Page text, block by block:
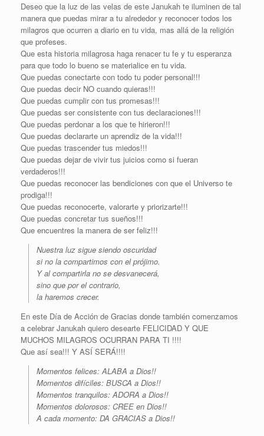
Deseo que la luz de las velas de este Janukah te iluminen de tal
manera que puedas mirar a tu alrededor y reconocer todos los
milagros que ocurren a diario en tu vida, mas allá de la religión
que profeses.
Que esta historia milagrosa haga renacer tu fe y tu esperanza
para que todo lo bueno se materialice en tu vida.
Que puedas conectarte con todo tu poder personal!!!
Que puedas decir NO cuando quieras!!!
Que puedas cumplir con tus promesas!!!
Que puedas ser consistente con tus declaraciones!!!
Que puedas perdonar a los que te hirieron!!!
Que puedas declararte un aprendiz de la vida!!!
Que puedas trascender tus miedos!!!
Que puedas dejar de vivir tus juicios como si fueran
verdaderos!!!
Que puedas reconocer las bendiciones con que el Universo te
prodiga!!!
Que puedas reconocerte, valorarte y priorizarte!!!
Que puedas concretar tus sueños!!!
Que encuentres la manera de ser feliz!!!
Nuestra luz sigue siendo oscuridad
si no la compartimos con el prójimo.
Y al compartirla no se desvanecerá,
sino que por el contrario,
la haremos crecer.
En este Día de Acción de Gracias donde también comenzamos
a celebrar Janukah quiero desearte FELICIDAD Y QUE
MUCHOS MILAGROS OCURRAN PARA TI !!!!
Que así sea!!! Y ASÍ SERÁ!!!!
Momentos felices: ALABA a Dios!!
Momentos difíciles: BUSCA a Dios!!
Momentos tranquilos: ADORA a Dios!!
Momentos dolorosos: CREE en Dios!!
A cada momento: DA GRACIAS a Dios!!